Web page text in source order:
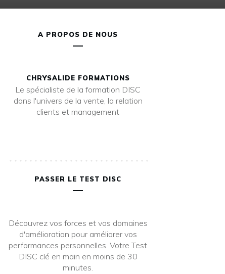
A PROPOS DE NOUS
CHRYSALIDE FORMATIONS
Le spécialiste de la formation DISC
dans l'univers de la vente, la relation
clients et management
PASSER LE TEST DISC
Découvrez vos forces et vos domaines
d'amélioration pour améliorer vos
performances personnelles. Votre Test
DISC clé en main en moins de 30
minutes.